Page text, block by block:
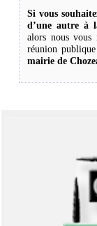
Si vous
d’une autre à
alors nous vous
réunion
mairie de